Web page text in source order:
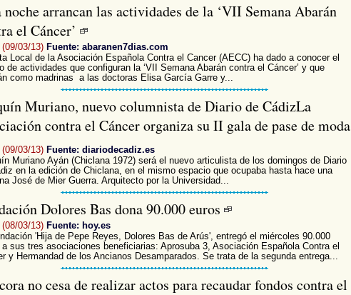
noche arrancan las actividades de la ‘VII Semana Abarán
el Cáncer’
(09/03/13) Fuente: abaranen7dias.com
Local de la Asociación Española Contra el Cancer (AECC) ha dado a conocer el
de actividades que configuran la ‘VII Semana Abarán contra el Cáncer’ y que
como madrinas a las doctoras Elisa García Garre y...
Muriano, nuevo columnista de Diario de CádizLa
contra el Cáncer organiza su II gala de pase de moda
03/13) Fuente: diariodecadiz.es
Muriano Ayán (Chiclana 1972) será el nuevo articulista de los domingos de Diario
en la edición de Chiclana, en el mismo espacio que ocupaba hasta hace una
José de Mier Guerra. Arquitecto por la Universidad...
Dolores Bas dona 90.000 euros
03/13) Fuente: hoy.es
'Hija de Pepe Reyes, Dolores Bas de Arús', entregó el miércoles 90.000
a sus tres asociaciones beneficiarias: Aprosuba 3, Asociación Española Contra el
y Hermandad de los Ancianos Desamparados. Se trata de la segunda entrega...
no cesa de realizar actos para recaudar fondos contra el